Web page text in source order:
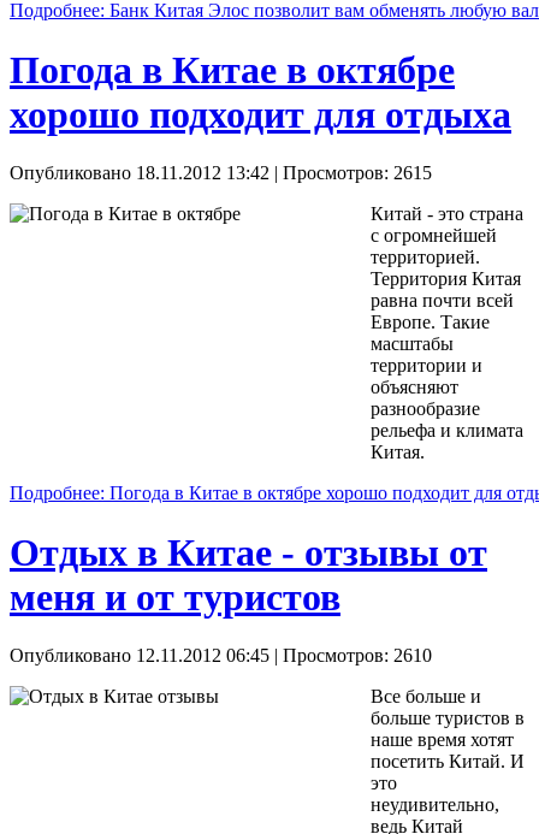
Подробнее: Банк Китая Элос позволит вам обменять любую
Погода в Китае в октябре
хорошо подходит для отдыха
Опубликовано 18.11.2012 13:42 | Просмотров: 2615
Китай - это страна
с огромнейшей
территорией.
Территория Китая
равна почти всей
Европе. Такие
масштабы
территории и
объясняют
разнообразие
рельефа и климата
Китая.
Подробнее: Погода в Китае в октябре хорошо подходит для
Отдых в Китае - отзывы от
меня и от туристов
Опубликовано 12.11.2012 06:45 | Просмотров: 2610
Все больше и
больше туристов в
наше время хотят
посетить Китай. И
это
неудивительно,
ведь Китай